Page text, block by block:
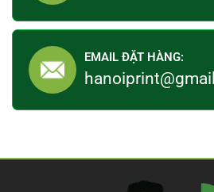
EMAIL ĐẶT HÀNG: